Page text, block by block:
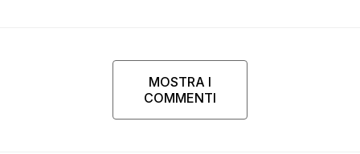
MOSTRA I
COMMENTI